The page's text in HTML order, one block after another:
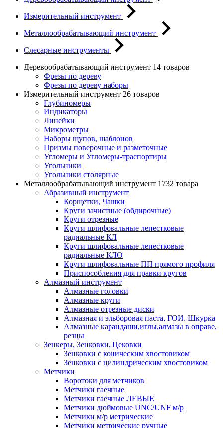
Измерительный инструмент
Металлообрабатывающий инструмент
Слесарные инструменты
Деревообрабатывающий инструмент 14 товаров
Фрезы по дереву
Фрезы по дереву наборы
Измерительный инструмент 26 товаров
Глубиномеры
Индикаторы
Линейки
Микрометры
Наборы щупов, шаблонов
Призмы поверочные и разметочные
Угломеры и Угломеры-траспортиры
Угольники
Угольники столярные
Металлообрабатывающий инструмент 1732 товара
Абразивный инструмент
Корщетки, Чашки
Круги зачистные (обдирочные)
Круги отрезные
Круги шлифовальные лепестковые
радиальные КЛ
Круги шлифовальные лепестковые
радиальные КЛО
Круги шлифовальные ПП прямого профиля
Приспособления для правки кругов
Алмазный инструмент
Алмазные головки
Алмазные круги
Алмазные отрезные диски
Алмазная и эльборовая паста, ГОИ, Шкурка
Алмазные карандаши,иглы,алмазы в оправе,
резцы
Зенкеры, Зенковки, Цековки
Зенковки с коническим хвостовиком
Зенковки с цилиндрическим хвостовиком
Метчики
Воротоки для метчиков
Метчики гаечные
Метчики гаечные ЛЕВЫЕ
Метчики дюймовые UNC/UNF м/р
Метчики м/р метрические
Метчики метрические ручные